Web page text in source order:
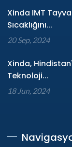
Xinda IMT
Sıcaklığını...
20 Sep, 2024
Xinda,
Teknoloji...
18 Jun, 2024